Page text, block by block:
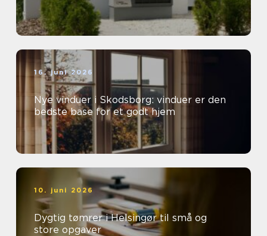
16. juni 2026
Nye vinduer i Skodsborg: vinduer er den
bedste base for et godt hjem
10. juni 2026
Dygtig tømrer i Helsingør til små og
store opgaver